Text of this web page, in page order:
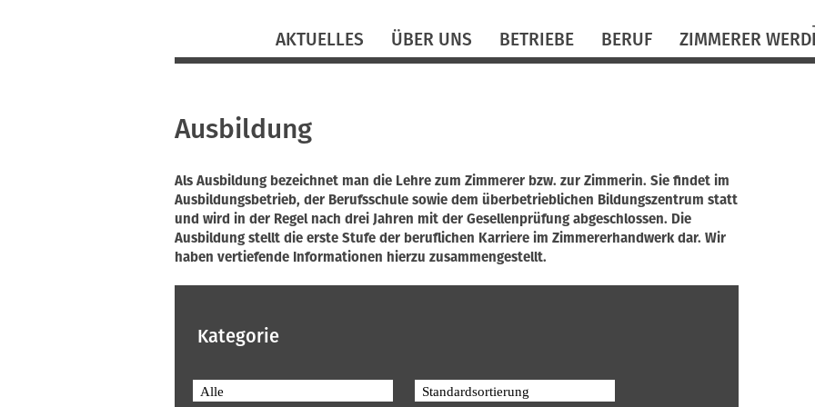
überspringen
AKTUELLES ÜBER UNS BETRIEBE BERUF ZIMMERER
Ausbildung
Als Ausbildung bezeichnet man die Lehre zum Zimmerer bzw. zur Zimmerin. Sie findet im
Ausbildungsbetrieb, der Berufsschule sowie dem überbetrieblichen Bildungszentrum statt
und wird in der Regel nach drei Jahren mit der Gesellenprüfung abgeschlossen. Die
Ausbildung stellt die erste Stufe der beruflichen Karriere im Zimmererhandwerk dar. Wir
haben vertiefende Informationen hierzu zusammengestellt.
Kategorie
Alle Standardsortierung